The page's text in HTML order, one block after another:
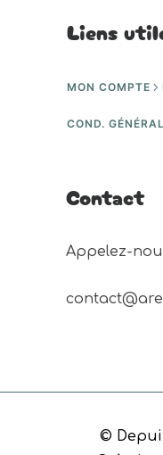
Liens
MON COMPTE
COND.
Contact
Appelez-
©